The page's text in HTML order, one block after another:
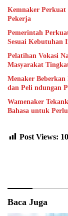
Kemnaker
Pekerja
Pemerintah
Sesuai Kebutuhan
Pelatihan Vokasi
Masyarakat
Menaker
dan Peli ndungan
Wamenaker
Bahasa untuk
Post Views:
Baca Juga